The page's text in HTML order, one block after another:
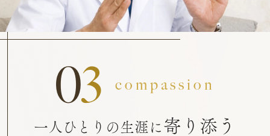
03 compassion
一人ひとりの生涯に 寄り添う